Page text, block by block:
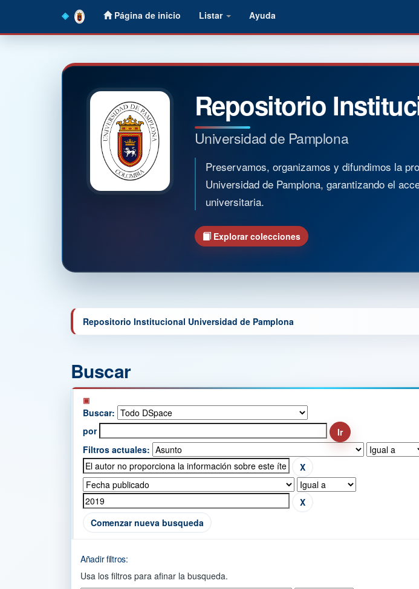
Página de inicio Listar Ayuda
Repositorio
Universidad de Pamplona
Preservamos, organizamos y difundimos la
Universidad de Pamplona, garantizando el
universitaria.
Explorar colecciones
Repositorio Institucional Universidad de Pamplona
Buscar
Buscar:
por
Filtros actuales:
Comenzar nueva busqueda
Añadir filtros:
Usa los filtros para afinar la busqueda.